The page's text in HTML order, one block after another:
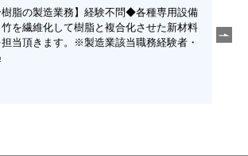
樹脂の製造業務】経験不問◆各種専用設備
を繊維化して樹脂と複合化させた新材料
当頂きます。※製造業該当職務経験者・
ャリ
です